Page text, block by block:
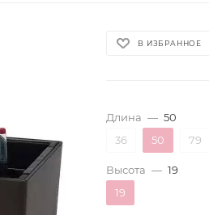
В ИЗБРАННОЕ
Длина — 50
36
50 79
Высота — 19
19